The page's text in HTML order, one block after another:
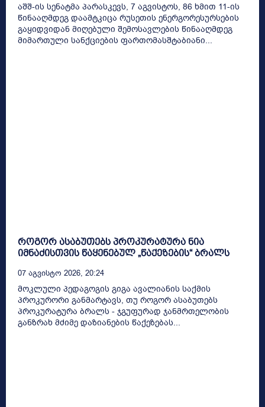
აშშ-ის სენატმა პარასკევს, 7 აგვისტოს, 86 ხმით 11-ის
წინააღმდეგ დაამტკიცა რუსეთის ენერგორესურსების
გაყიდვიდან მიღებული შემოსავლების წინააღმდეგ
მიმართული სანქციების ფართომასშტაბიანი...
როგორ ასაბუთებს პროკურატურა ნია
იმნაძისთვის წაყენებულ „წაქეზების“ ბრალს
07 Აგვისტო 2026, 20:24
მოკლული პედაგოგის გიგა ავალიანის საქმის
პროკურორი განმარტავს, თუ როგორ ასაბუთებს
პროკურატურა ბრალს - ჯგუფურად ჯანმრთელობის
განზრახ მძიმე დაზიანების წაქეზებას...